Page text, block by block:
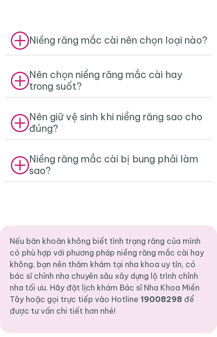
Niềng răng mắc cài nên chọn loại nào?
Nên chọn niềng răng mắc cài hay
trong suốt?
Nên giữ vệ sinh khi niềng răng sao cho
đúng?
Niềng răng mắc cài bị bung phải làm
sao?
Nếu băn khoăn không biết tình trạng răng của mình
có phù hợp với phương pháp niềng răng mắc cài hay
không, bạn nên thăm khám tại nha khoa uy tín, có
bác sĩ chỉnh nha chuyên sâu xây dựng lộ trình chỉnh
nha tối ưu. Hãy đặt lịch khám Bác sĩ Nha Khoa Miền
Tây hoặc gọi trực tiếp vào Hotline 19008298 để
được tư vấn chi tiết hơn nhé!